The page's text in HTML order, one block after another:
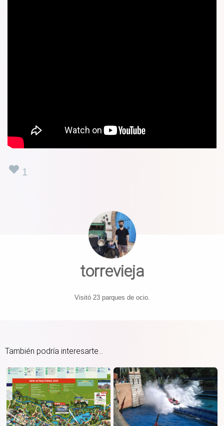
1
torrevieja
Visitó 23 parques de ocio.
También podría interesarte...